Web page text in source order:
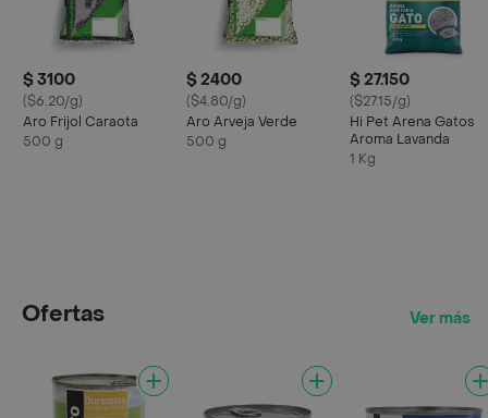
$ 3100
($6.20/g)
Aro Frijol Caraota
500 g
$ 2400
($4.80/g)
Aro Arveja Verde
500 g
$ 27.150
($27.15/g)
Hi Pet Arena Gatos
Aroma Lavanda
1 Kg
Ofertas Ver más